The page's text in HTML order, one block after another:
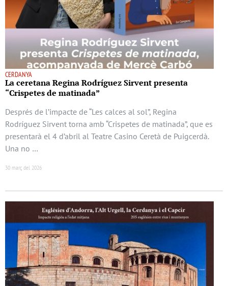
CERDANYA
La ceretana Regina Rodríguez Sirvent presenta
“Crispetes de matinada”
Després de l’impacte de “Les calces al sol”, Regina
Rodríguez Sirvent torna amb “Crispetes de matinada”, que es
presentarà el 4 d’abril al Teatre Casino Ceretà de Puigcerdà.
Una no …
30 març del 2026